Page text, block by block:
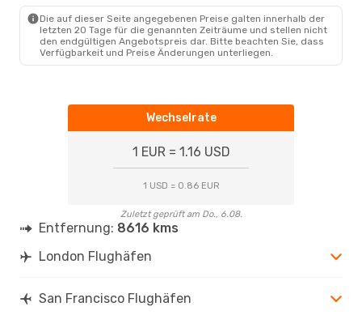
Die auf dieser Seite angegebenen Preise galten innerhalb der
letzten 20 Tage für die genannten Zeiträume und stellen nicht
den endgültigen Angebotspreis dar. Bitte beachten Sie, dass
Verfügbarkeit und Preise Änderungen unterliegen.
Wechselrate
1 EUR = 1.16 USD
1 USD = 0.86 EUR
Zuletzt geprüft am Do., 6.08.
Entfernung: 8616 kms
London Flughäfen
San Francisco Flughäfen